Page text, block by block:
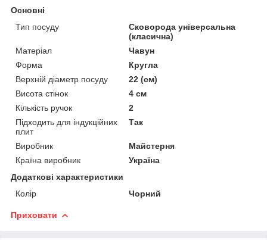
Основні
Тип посуду
Сковорода універсальна
(класична)
Матеріал
Чавун
Форма
Кругла
Верхній діаметр посуду
22 (см)
Висота стінок
4 см
Кількість ручок
2
Підходить для індукційних
плит
Так
Виробник
Майстерня
Країна виробник
Україна
Додаткові характеристики
Колір
Чорний
Приховати